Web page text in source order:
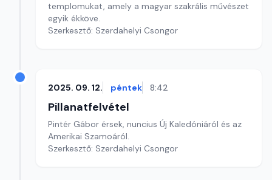
templomukat, amely a magyar szakrális művészet
egyik ékköve.
Szerkesztő: Szerdahelyi Csongor
2025. 09. 12. péntek 8:42
Pillanatfelvétel
Pintér Gábor érsek, nuncius Új Kaledóniáról és az
Amerikai Szamoáról.
Szerkesztő: Szerdahelyi Csongor